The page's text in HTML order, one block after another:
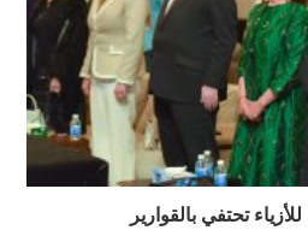
تحتفي بالقوارير